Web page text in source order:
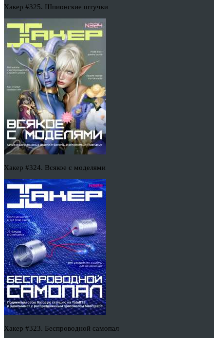
Хакер #325. Шпионские штучки
Хакер #324. Всякое с моделями
Хакер #323. Беспроводной самопал